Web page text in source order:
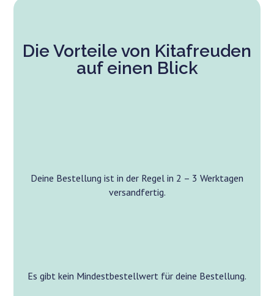
Die Vorteile von Kitafreuden
auf einen Blick
Deine Bestellung ist in der Regel in 2 – 3 Werktagen
versandfertig.
Es gibt kein Mindestbestellwert für deine Bestellung.